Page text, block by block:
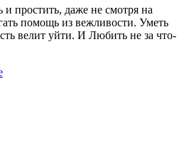
простить, даже не смотря на
помощь из вежливости. Уметь
велит уйти. И Любить не за что-